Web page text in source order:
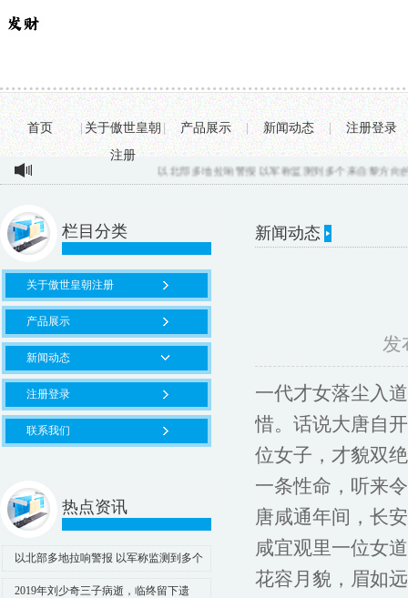
首页 | 关于傲世皇朝
注册
| 产品展示 | 新闻动态 | 注册登录
以北部多地拉响警报 以军称监测到多个来自黎方向的飞行物...
栏目分类
关于傲世皇朝注册
产品展示
新闻动态
注册登录
联系我们
热点资讯
以北部多地拉响警报 以军称监测到多个
来自黎方向的飞行物
2019年刘少奇三子病逝，临终留下遗
新闻动态
发
一代才女落尘入
惜。话说大唐自
位女子，才貌双
一条性命，听来
唐咸通年间，长
咸宜观里一位女
花容月貌，眉如